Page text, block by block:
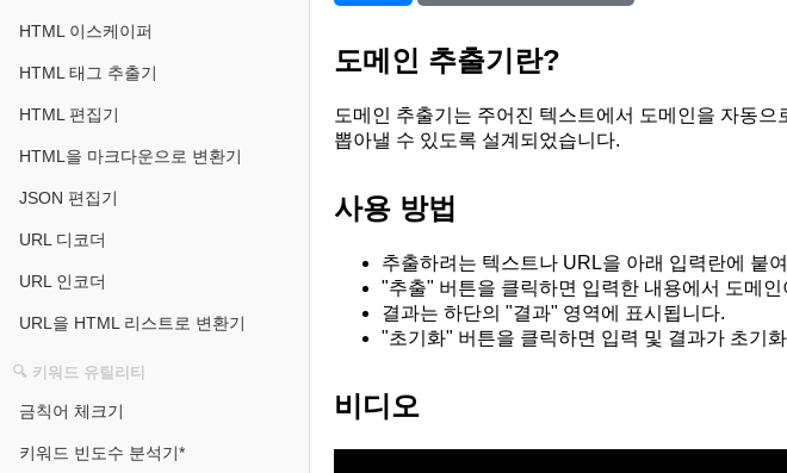
HTML 이스케이퍼
HTML 태그 추출기
HTML 편집기
HTML을 마크다운으로 변환기
JSON 편집기
URL 디코더
URL 인코더
URL을 HTML 리스트로 변환기
🔍 키워드 유틸리티
금칙어 체크기
키워드 빈도수 분석기*
도메인 추출기란?
도메인 추출기는 주어진 텍스트에서 도메인을 자동
뽑아낼 수 있도록 설계되었습니다.
사용 방법
추출하려는 텍스트나 URL을 아래 입력란에 붙
"추출" 버튼을 클릭하면 입력한 내용에서 도메인
결과는 하단의 "결과" 영역에 표시됩니다.
"초기화" 버튼을 클릭하면 입력 및 결과가 초기
비디오